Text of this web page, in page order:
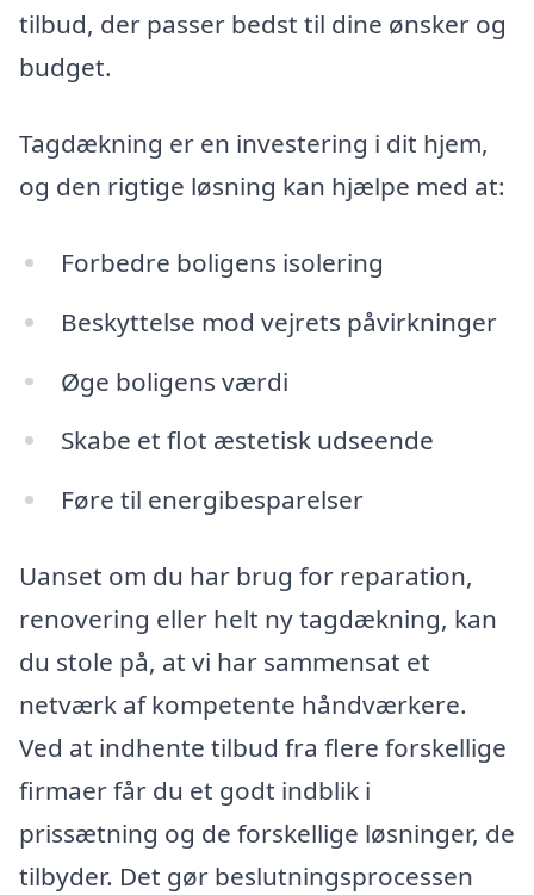
tilbud, der passer bedst til dine ønsker og
budget.
Tagdækning er en investering i dit hjem,
og den rigtige løsning kan hjælpe med at:
Forbedre boligens isolering
Beskyttelse mod vejrets påvirkninger
Øge boligens værdi
Skabe et flot æstetisk udseende
Føre til energibesparelser
Uanset om du har brug for reparation,
renovering eller helt ny tagdækning, kan
du stole på, at vi har sammensat et
netværk af kompetente håndværkere.
Ved at indhente tilbud fra flere forskellige
firmaer får du et godt indblik i
prissætning og de forskellige løsninger, de
tilbyder. Det gør beslutningsprocessen